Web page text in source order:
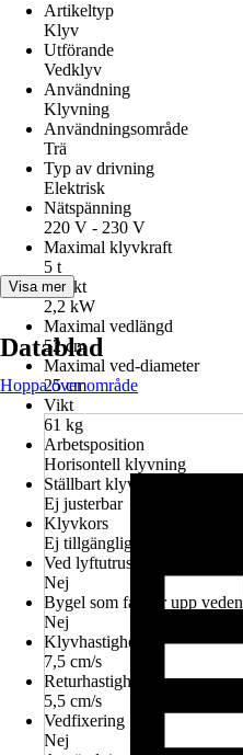
Artikeltyp
Klyv
Utförande
Vedklyv
Användning
Klyvning
Användningsområde
Trä
Typ av drivning
Elektrisk
Nätspänning
220 V - 230 V
Maximal klyvkraft
5 t
Effekt
2,2 kW
Maximal vedlängd
52 cm
Maximal ved-diameter
25 cm
Vikt
61 kg
Arbetsposition
Horisontell klyvning
Ställbart klyvbord
Ej justerbar
Klyvkors
Ej tillgänglig
Ved lyftutrustning
Nej
Bygel som fångar upp veden
Nej
Klyvhastighet
7,5 cm/s
Returhastighet
5,5 cm/s
Vedfixering
Nej
Visa mer
Datablad
Hoppa över område